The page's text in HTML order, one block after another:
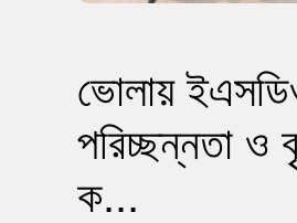
ভোলায়
পরিচ্ছন্নতা ও
ক...